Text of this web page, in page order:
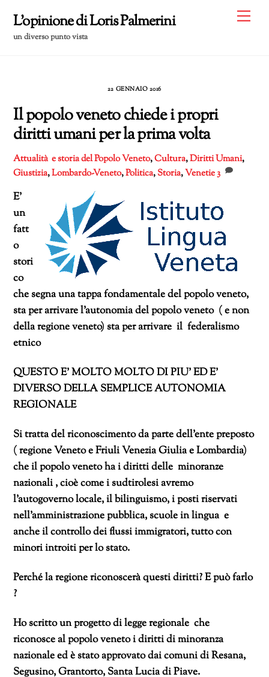
content
L'opinione di Loris Palmerini
un diverso punto vista
22 GENNAIO 2016
Il popolo veneto chiede i propri
diritti umani per la prima volta
Attualità e storia del Popolo Veneto,Cultura,Diritti Umani,
Giustizia,Lombardo-Veneto,Politica,Storia,Venetie3
E’
un
fatt
o
stori
co
che segna una tappa fondamentale del popolo veneto,
sta per arrivare l’autonomia del popolo veneto ( e non
della regione veneto) sta per arrivare ilfederalismo
etnico
QUESTO E’ MOLTO MOLTO DI PIU’ ED E’
DIVERSO DELLA SEMPLICE AUTONOMIA
REGIONALE
Si tratta del riconoscimento da parte dell’ente preposto
( regione Veneto e Friuli Venezia Giulia e Lombardia)
che il popolo veneto ha i diritti delle minoranze
nazionali , cioè come i sudtirolesi avremo
l’autogoverno locale, il bilinguismo, i posti riservati
nell’amministrazione pubblica, scuole in lingua e
anche il controllo dei flussi immigratori, tutto con
minori introiti per lo stato.
Perché la regione riconoscerà questi diritti? E può farlo
?
Ho scritto un progetto di legge regionale che
riconosce al popolo veneto i diritti di minoranza
nazionale ed è stato approvato dai comuni di Resana,
Segusino, Grantorto, Santa Lucia di Piave.